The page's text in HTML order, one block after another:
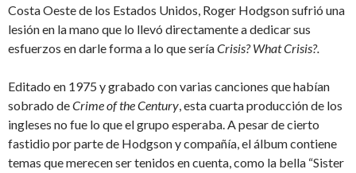
Costa Oeste de los Estados Unidos, Roger Hodgson sufrió una
lesión en la mano que lo llevó directamente a dedicar sus
esfuerzos en darle forma a lo que seríaCrisis? What Crisis?.
Editado en 1975 y grabado con varias canciones que habían
sobrado deCrime of the Century, esta cuarta producción de los
ingleses no fue lo que el grupo esperaba. A pesar de cierto
fastidio por parte de Hodgson y compañía, el álbum contiene
temas que merecen ser tenidos en cuenta, como la bella “Sister